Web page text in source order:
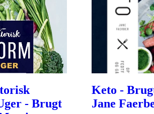
- Brugt
Keto -
Jane